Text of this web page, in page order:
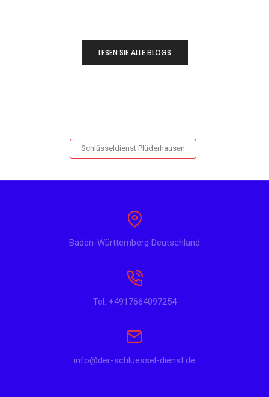
LESEN SIE ALLE BLOGS
Schlüsseldienst Plüderhausen
Baden-Württemberg Deutschland
Tel: +4917664097254
info@der-schluessel-dienst.de